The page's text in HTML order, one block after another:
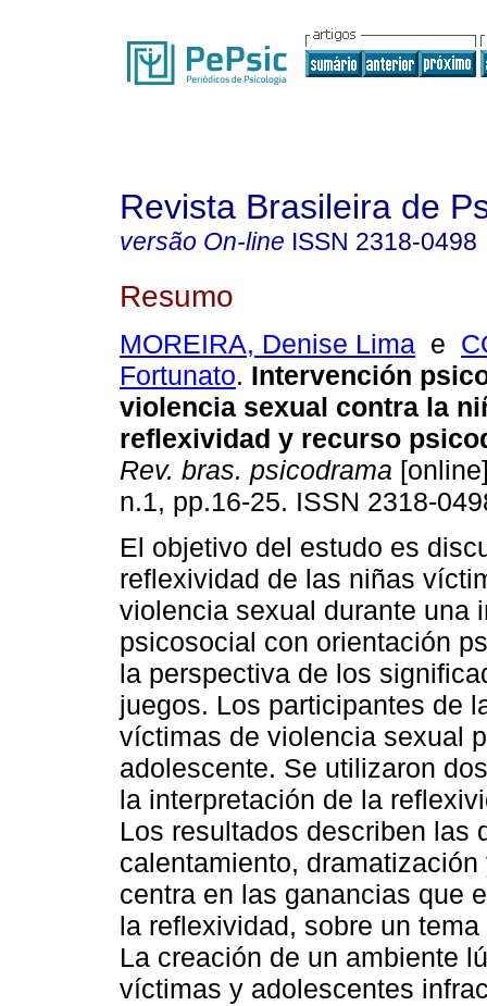
Revista Brasileira de
versão On-line ISSN 2318-0498
Resumo
MOREIRA, Denise Lima e
Fortunato. Intervención
violencia sexual contra la
reflexividad y recurso
Rev. bras. psicodrama
n.1, pp.16-25. ISSN 2318-
El objetivo del estudo es
reflexividad de las niñas
violencia sexual durante una
psicosocial con orientación
la perspectiva de los
juegos. Los participantes de
víctimas de violencia sexual
adolescente. Se utilizaron
la interpretación de la
Los resultados describen las
calentamiento,
centra en las ganancias que
la reflexividad, sobre un
La creación de un ambiente
víctimas y adolescentes